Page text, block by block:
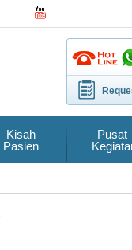
Kisah
Pasien
Pusat